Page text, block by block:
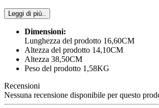
Leggi di più..
Dimensioni:
Lunghezza del prodotto 16,60CM
Altezza del prodotto 14,10CM
Altezza 38,50CM
Peso del prodotto 1,58KG
Recensioni
Nessuna recensione disponibile per questo